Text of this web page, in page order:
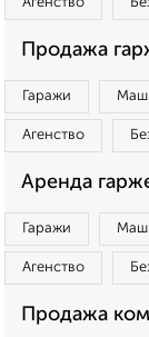
Продажа
Гаражи
Агенство
Аренда
Гаражи
Агенство
Продажа